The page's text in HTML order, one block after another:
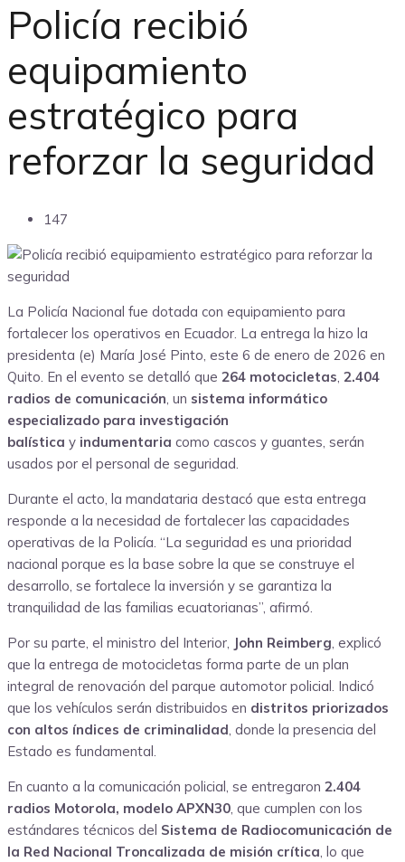
Policía recibió
equipamiento
estratégico para
reforzar la seguridad
147
La Policía Nacional fue dotada con equipamiento para
fortalecer los operativos en Ecuador. La entrega la hizo la
presidenta (e) María José Pinto, este 6 de enero de 2026 en
Quito. En el evento se detalló que 264 motocicletas, 2.404
radios de comunicación, un sistema informático
especializado para investigación
balística y indumentaria como cascos y guantes, serán
usados por el personal de seguridad.
Durante el acto, la mandataria destacó que esta entrega
responde a la necesidad de fortalecer las capacidades
operativas de la Policía. “La seguridad es una prioridad
nacional porque es la base sobre la que se construye el
desarrollo, se fortalece la inversión y se garantiza la
tranquilidad de las familias ecuatorianas”, afirmó.
Por su parte, el ministro del Interior, John Reimberg, explicó
que la entrega de motocicletas forma parte de un plan
integral de renovación del parque automotor policial. Indicó
que los vehículos serán distribuidos en distritos priorizados
con altos índices de criminalidad, donde la presencia del
Estado es fundamental.
En cuanto a la comunicación policial, se entregaron 2.404
radios Motorola, modelo APXN30, que cumplen con los
estándares técnicos del Sistema de Radiocomunicación de
la Red Nacional Troncalizada de misión crítica, lo que